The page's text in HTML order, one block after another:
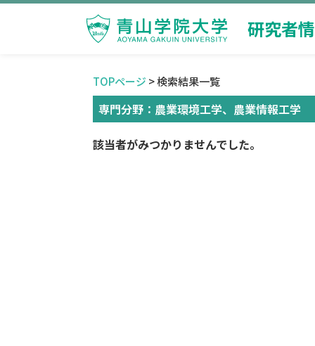
研究者
TOPページ > 検索結果一覧
専門分野：農業環境工学、農業情報工学
該当者がみつかりませんでした。